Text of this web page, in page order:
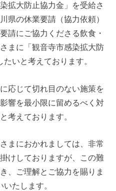
拡大防止協力金」を受給さ
県の休業要請（協力依頼）
請にご協力くださる飲食・
まに「観音寺市感染拡大防
いと考えております。
応じて切れ目のない施策を
響を最小限に留めるべく対
考えております。
まにおかれましては、非常
けしておりますが、この難
、ご理解とご協力を賜りま
たします。